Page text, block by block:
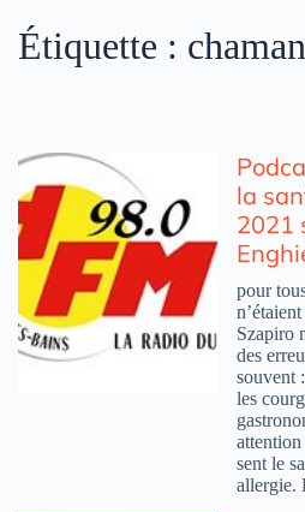
Étiquette :
la
2021
pour
Szapiro
des
souvent
les
sent le